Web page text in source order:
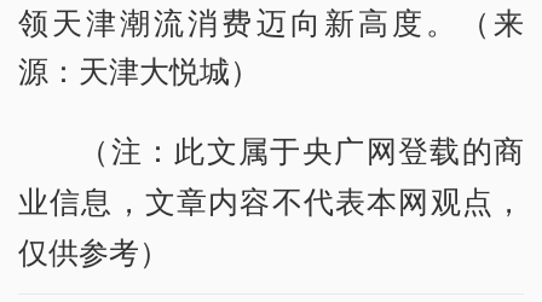
领天津潮流消费迈向新高度。（来
源：天津大悦城）
（注：此文属于央广网登载的商
业信息，文章内容不代表本网观点，
仅供参考）